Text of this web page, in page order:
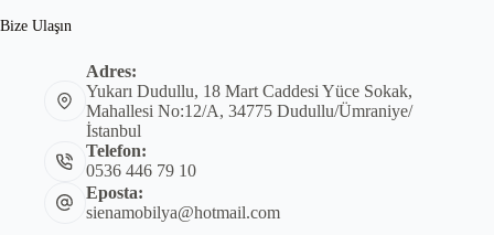
Bize Ulaşın
Adres:
Yukarı Dudullu, 18 Mart Caddesi Yüce Sokak,
Mahallesi No:12/A, 34775 Dudullu/Ümraniye/
İstanbul
Telefon:
0536 446 79 10
Eposta:
sienamobilya@hotmail.com